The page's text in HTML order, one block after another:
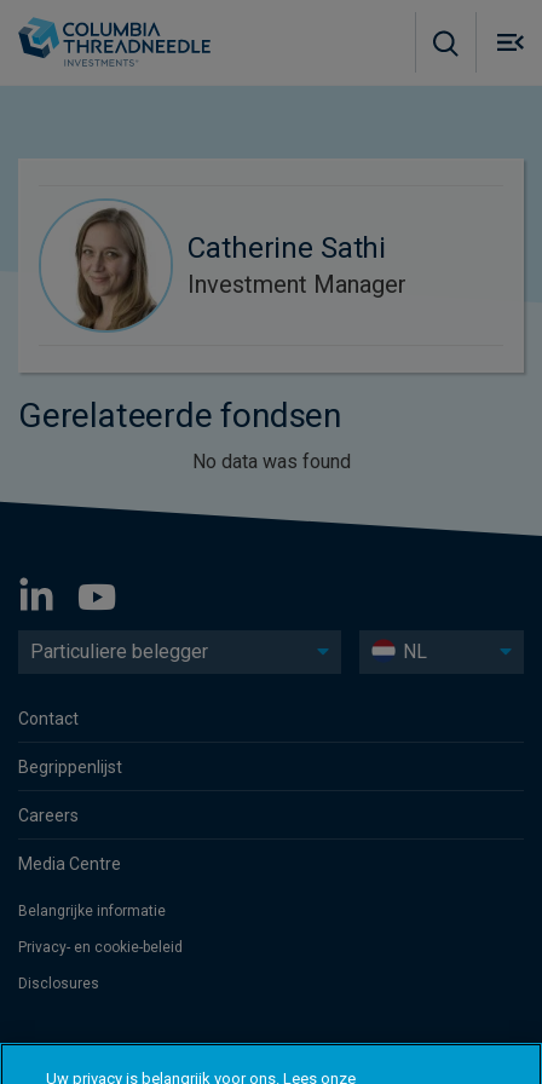
Catherine Sathi
Investment Manager
Gerelateerde fondsen
No data was found
Particuliere belegger NL
Contact
Begrippenlijst
Careers
Media Centre
Belangrijke informatie
Privacy- en cookie-beleid
Disclosures
de Commerce et des Sociétés (Luxembourg), No. B 110242 and/or
Uw privacy is belangrijk voor ons. Lees onze